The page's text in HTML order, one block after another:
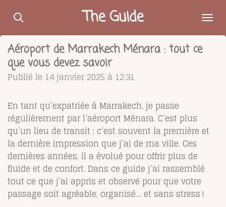
Passer
contenu
principal
The Guide
Aéroport de Marrakech Ménara : tout ce
que vous devez savoir
Publié le 14 janvier 2025 à 12:31
En tant qu’expatriée à Marrakech, je passe
régulièrement par l’aéroport Ménara. C’est plus
qu’un lieu de transit : c’est souvent la première et
la dernière impression que j’ai de ma ville. Ces
dernières années, il a évolué pour offrir plus de
fluide et de confort. Dans ce guide j’ai rassemblé
tout ce que j’ai appris et observé pour que votre
passage soit agréable, organisé… et sans stress !